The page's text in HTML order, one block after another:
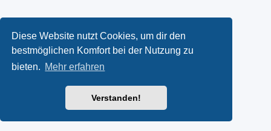
Diese Website nutzt Cookies, um dir den
bestmöglichen Komfort bei der Nutzung zu
bieten. Mehr erfahren
Verstanden!